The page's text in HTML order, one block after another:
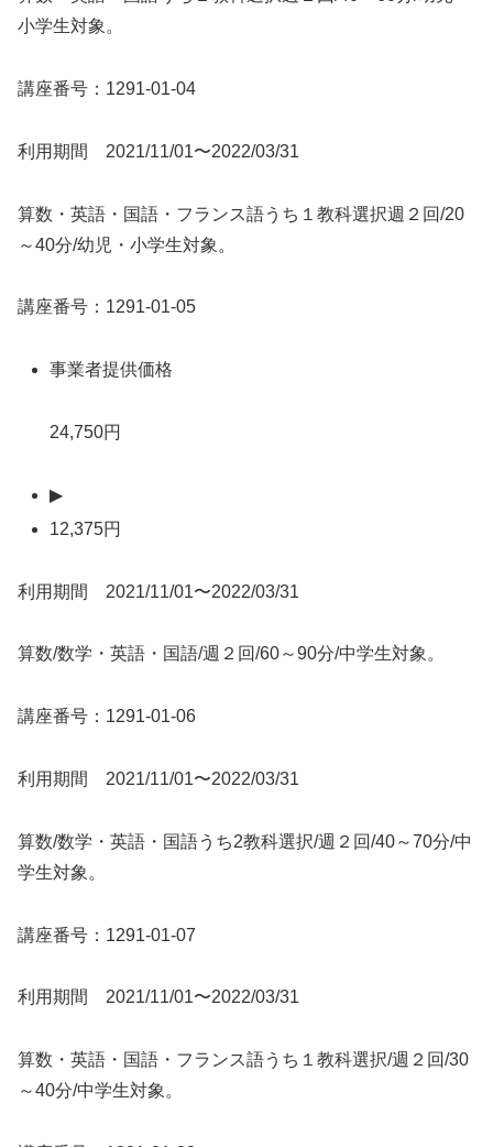
小学生対象。
講座番号：1291-01-04
利用期間 2021/11/01〜2022/03/31
算数・英語・国語・フランス語うち１教科選択週２回/20
～40分/幼児・小学生対象。
講座番号：1291-01-05
事業者提供価格
24,750円
▶
12,375円
利用期間 2021/11/01〜2022/03/31
算数/数学・英語・国語/週２回/60～90分/中学生対象。
講座番号：1291-01-06
利用期間 2021/11/01〜2022/03/31
算数/数学・英語・国語うち2教科選択/週２回/40～70分/中
学生対象。
講座番号：1291-01-07
利用期間 2021/11/01〜2022/03/31
算数・英語・国語・フランス語うち１教科選択/週２回/30
～40分/中学生対象。